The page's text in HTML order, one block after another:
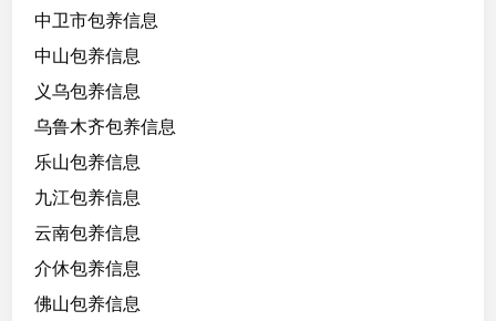
9
/
C
,
提
琴
钢
家
教
中卫市包养信息
中山包养信息
义乌包养信息
乌鲁木齐包养信息
乐山包养信息
九江包养信息
云南包养信息
介休包养信息
佛山包养信息